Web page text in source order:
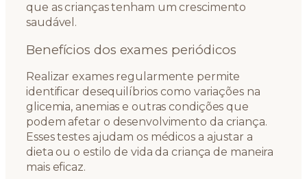
que as crianças tenham um crescimento
saudável.
Benefícios dos exames periódicos
Realizar exames regularmente permite
identificar desequilíbrios como variações na
glicemia, anemias e outras condições que
podem afetar o desenvolvimento da criança.
Esses testes ajudam os médicos a ajustar a
dieta ou o estilo de vida da criança de maneira
mais eficaz.